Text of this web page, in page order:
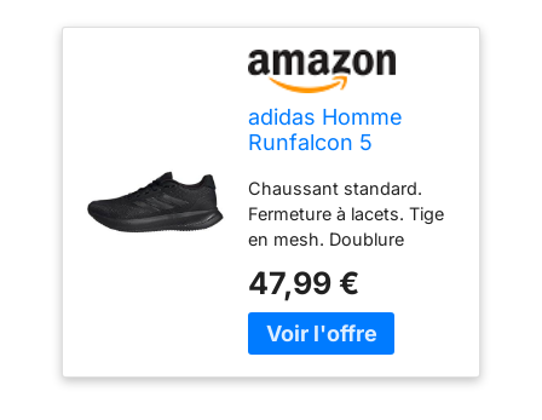
adidas Homme
Runfalcon 5
Core Black/Core
Black/Core Black,
46 EU
Chaussant standard.
Fermeture à lacets. Tige
en mesh. Doublure
propreté OrthoLite.
Semelle intermédiaire
Cloudfoam. Poids : 304
47,99 €